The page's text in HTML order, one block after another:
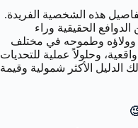
هذه الشخصية الفريدة.
الحقيقية وراء
وولاؤه وطموحه في مختلف
وحلولاً عملية للتحديات
الدليل الأكثر شمولية وقيمة